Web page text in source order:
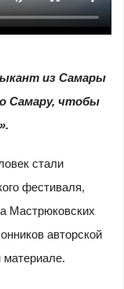
из Самары
Самару, чтобы
стали
фестиваля,
Мастрюковских
авторской